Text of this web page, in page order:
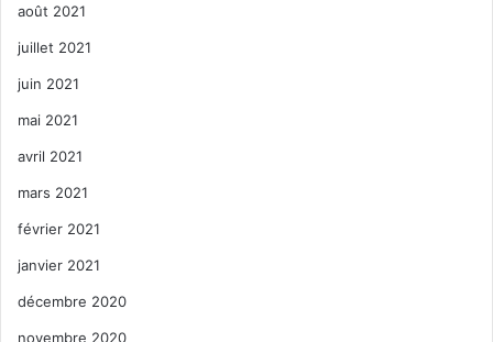
août 2021
juillet 2021
juin 2021
mai 2021
avril 2021
mars 2021
février 2021
janvier 2021
décembre 2020
novembre 2020